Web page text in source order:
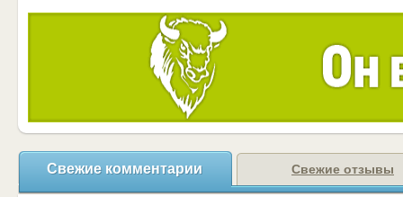
Свежие комментарии Свежие отзывы